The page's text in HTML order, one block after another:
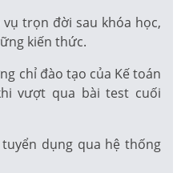
trọn đời sau khóa học,
kiến thức.
chỉ đào tạo của Kế toán
vượt qua bài test cuối
dụng qua hệ thống